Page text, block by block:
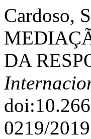
Cardoso,
DA
0219/